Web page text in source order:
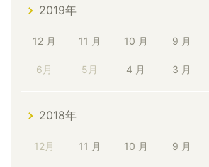
2019年
12 月 11 月 10 月 9 月
6月 5月 4 月 3 月
2018年
12月 11 月 10 月 9 月